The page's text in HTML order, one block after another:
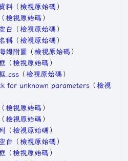
料 ​（檢視原始碼 ）​
​（檢視原始碼 ）​
白 ​（檢視原始碼 ）​
稱 ​（檢視原始碼 ）​
姆附圖
​（檢視原始碼 ）​
​（檢視原始碼 ）​
.css ​（檢視原始碼 ）​
for unknown parameters ​（檢視
​（檢視原始碼 ）​
​（檢視原始碼 ）​
​（檢視原始碼 ）​
白 ​（檢視原始碼 ）​
​（檢視原始碼 ）​